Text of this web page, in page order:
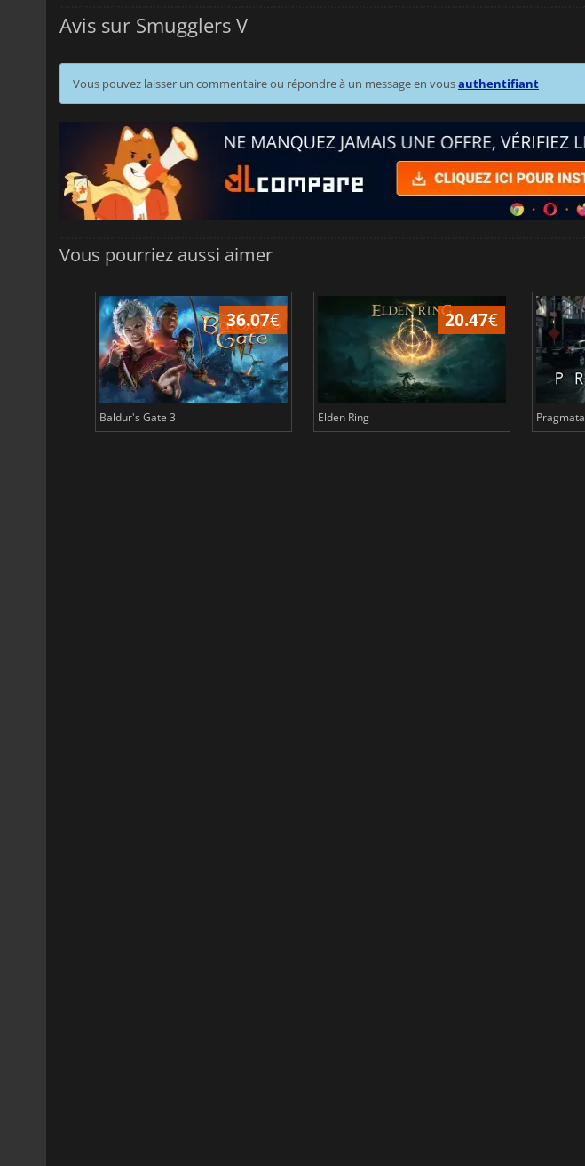
Avis sur Smugglers V
Vous pouvez laisser un commentaire ou répondre à un message en vousauthentifiant
Vous pourriez aussi aimer
36.07€
Baldur's Gate 3
20.47€
Elden Ring Pragmata